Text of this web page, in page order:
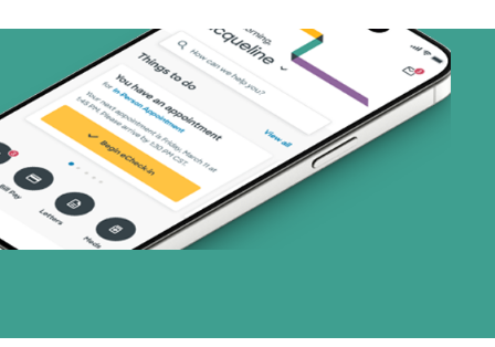
Systems (1 plans)